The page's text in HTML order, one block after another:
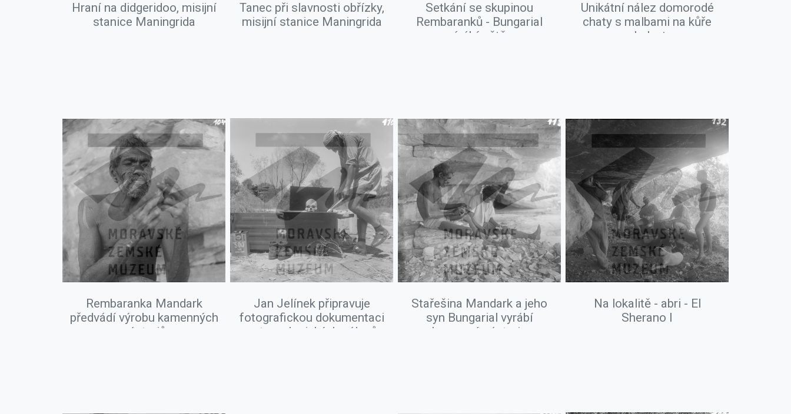
Hraní na didgeridoo, misijní
stanice Maningrida
Tanec při slavnosti obřízky,
misijní stanice Maningrida
Setkání se skupinou
Rembaranků - Bungarial
výrábí oštěp
Unikátní nález domorodé
chaty s malbami na kůře
eukalyptu
Rembaranka Mandark
předvádí výrobu kamenných
nástrojů
Jan Jelínek připravuje
fotografickou dokumentaci
antropologických nálezů
Stařešina Mandark a jeho
syn Bungarial vyrábí
kamenné nástroje
Na lokalitě - abri - El
Sherano I